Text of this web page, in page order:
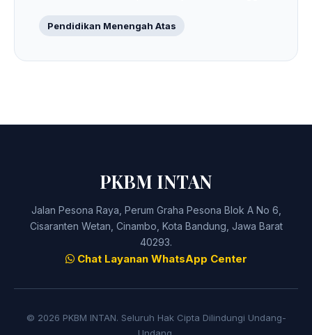
Pendidikan Menengah Atas
PKBM INTAN
Jalan Pesona Raya, Perum Graha Pesona Blok A No 6,
Cisaranten Wetan, Cinambo, Kota Bandung, Jawa Barat
40293.
Chat Layanan WhatsApp Center
© 2026 PKBM INTAN. Seluruh Hak Cipta Dilindungi Undang-
Undang.